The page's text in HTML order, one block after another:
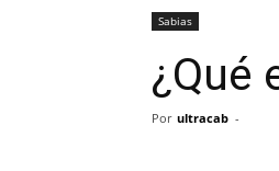
Sabias
¿Qué
Por ultracab -